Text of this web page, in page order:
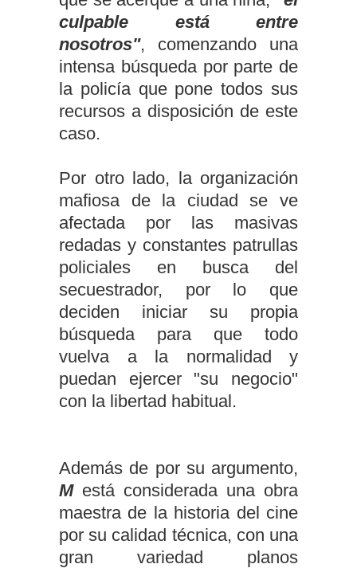
culpable está entre
nosotros", comenzando una
intensa búsqueda por parte de
la policía que pone todos sus
recursos a disposición de este
caso.
Por otro lado, la organización
mafiosa de la ciudad se ve
afectada por las masivas
redadas y constantes patrullas
policiales en busca del
secuestrador, por lo que
deciden iniciar su propia
búsqueda para que todo
vuelva a la normalidad y
puedan ejercer "su negocio"
con la libertad habitual.
Además de por su argumento,
M está considerada una obra
maestra de la historia del cine
por su calidad técnica, con una
gran variedad planos